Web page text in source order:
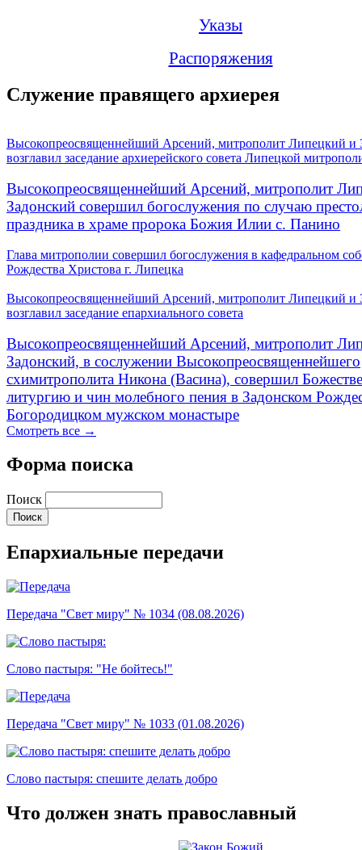
Указы
Распоряжения
Служение правящего архиерея
Высокопреосвященнейший Арсений, митрополит Липецкий и
возглавил заседание архиерейского совета Липецкой
Высокопреосвященнейший Арсений, митрополит
Задонский совершил богослужения по случаю
праздника в храме пророка Божия Илии с. Панино
Глава митрополии совершил богослужения в кафедральном
Рождества Христова г. Липецка
Высокопреосвященнейший Арсений, митрополит Липецкий и
возглавил заседание епархиального совета
Высокопреосвященнейший Арсений, митрополит
Задонский, в сослужении Высокопреосвященнейшего
схимитрополита Никона (Васина), совершил
литургию и чин молебного пения в Задонском
Богородицком мужском монастыре
Смотреть все →
Форма поиска
Поиск
Епархиальные передачи
Передача "Свет миру" № 1034 (08.08.2026)
Слово пастыря: "Не бойтесь!"
Передача "Свет миру" № 1033 (01.08.2026)
Слово пастыря: спешите делать добро
Что должен знать православный